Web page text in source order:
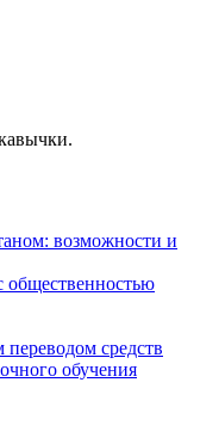
возможности и
общественностью
средств
обучения